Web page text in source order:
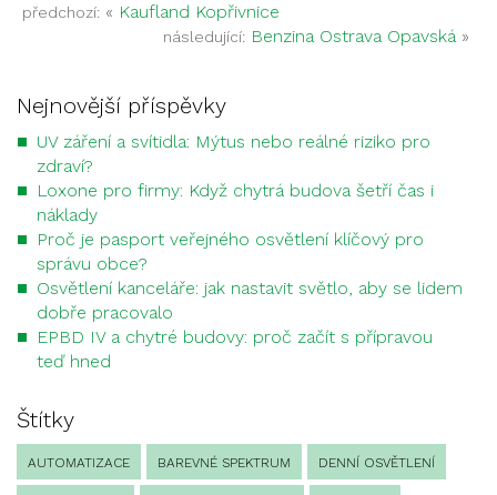
předchozí: « Kaufland Kopřivnice
následující: Benzina Ostrava Opavská»
Nejnovější příspěvky
UV záření a svítidla: Mýtus nebo reálné riziko pro
zdraví?
Loxone pro firmy: Když chytrá budova šetří čas i
náklady
Proč je pasport veřejného osvětlení klíčový pro
správu obce?
Osvětlení kanceláře: jak nastavit světlo, aby se lidem
dobře pracovalo
EPBD IV a chytré budovy: proč začít s přípravou
teď hned
Štítky
AUTOMATIZACE BAREVNÉ SPEKTRUM DENNÍ OSVĚTLENÍ